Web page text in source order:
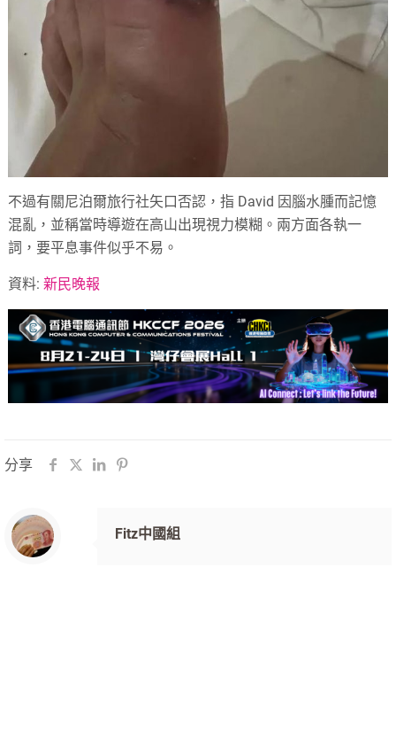
不過有關尼泊爾旅行社矢口否認，指 David 因腦水腫而記憶
混亂，並稱當時導遊在高山出現視力模糊。兩方面各執一
詞，要平息事件似乎不易。
資料:新民晚報
分享
Fitz中國組